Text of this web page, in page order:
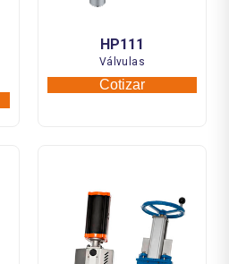
Válvulas
HP111
Cotizar